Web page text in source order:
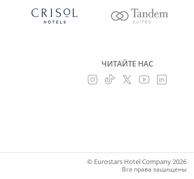
ЧИТАЙТЕ НАС
© Eurostars Hotel Company 2026
Все права защищены